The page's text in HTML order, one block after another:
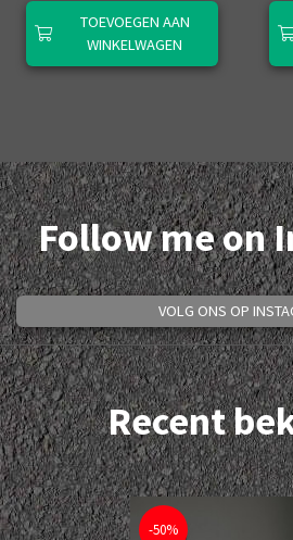
TOEVOEGEN AAN
WINKELWAGEN
Follow me on
VOLG ONS OP
Recent
-50%